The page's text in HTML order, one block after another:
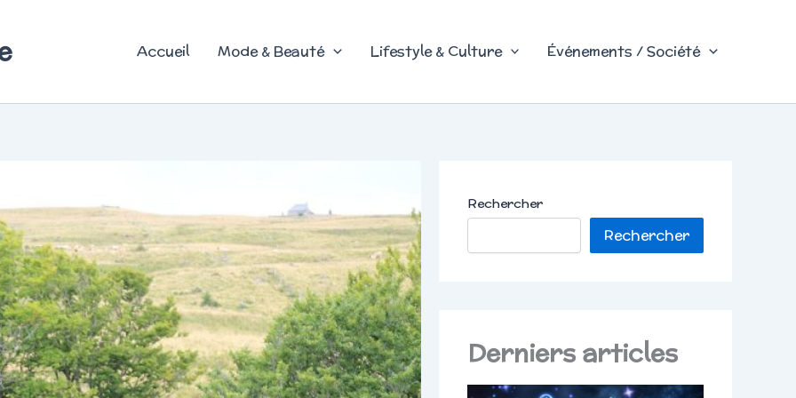
Accueil Mode & Beauté Lifestyle & Culture Événements / Société
Rechercher
Rechercher
Derniers articles